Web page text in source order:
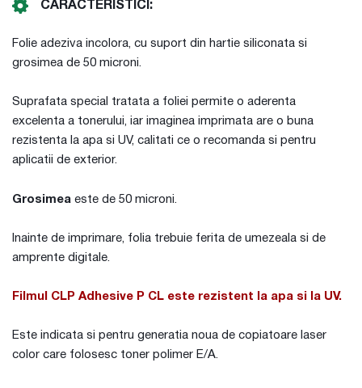
CARACTERISTICI:
Folie adeziva incolora, cu suport din hartie siliconata si
grosimea de 50 microni.
Suprafata special tratata a foliei permite o aderenta
excelenta a tonerului, iar imaginea imprimata are o buna
rezistenta la apa si UV, calitati ce o recomanda si pentru
aplicatii de exterior.
Grosimea este de 50 microni.
Inainte de imprimare, folia trebuie ferita de umezeala si de
amprente digitale.
Filmul CLP Adhesive P CL este rezistent la apa si la UV.
Este indicata si pentru generatia noua de copiatoare laser
color care folosesc toner polimer E/A.